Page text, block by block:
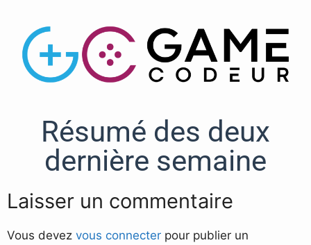
Résumé des deux
dernière semaine
Laisser un commentaire
Vous devez vous connecter pour publier un